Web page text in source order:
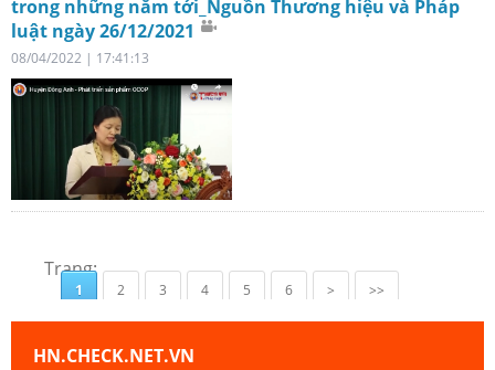
trong những năm tới_Nguồn Thương hiệu và Pháp
luật ngày 26/12/2021
08/04/2022 | 17:41:13
Trang:
1 2 3 4 5 6 > >>
HN.CHECK.NET.VN